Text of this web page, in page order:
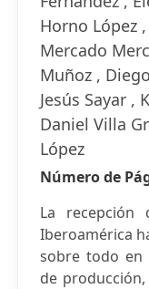
Horno López
Mercado
Muñoz ,
Jesús Sayar ,
Daniel Villa
López
Número de
La recepción
Iberoamérica
sobre todo en
de